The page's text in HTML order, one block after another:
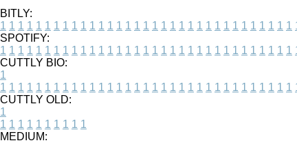
BITLY:
1 1 1 1 1 1 1 1 1 1 1 1 1 1 1 1 1 1 1 1 1 1 1 1 1 1 1 1 1 1 1 1 1
SPOTIFY:
1 1 1 1 1 1 1 1 1 1 1 1 1 1 1 1 1 1 1 1 1 1 1 1 1 1 1 1 1 1 1 1 1
CUTTLY BIO:
1
1 1 1 1 1 1 1 1 1 1 1 1 1 1 1 1 1 1 1 1 1 1 1 1 1 1 1 1 1 1 1 1 1
CUTTLY OLD:
1
1 1 1 1 1 1 1 1 1 1
MEDIUM: